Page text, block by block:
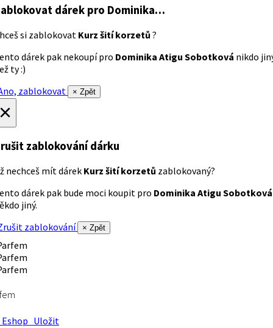
dárek pro Dominika…
si zablokovat Kurz šití korzetů ?
dárek pak nekoupí pro Dominika Atigu Sobotková nikdo
ty :)
zablokovat
× Zpět
zablokování dárku
nechceš mít dárek Kurz šití korzetů zablokovaný?
dárek pak bude moci koupit pro Dominika Atigu Sobotková
jiný.
zablokování
× Zpět
Uložit